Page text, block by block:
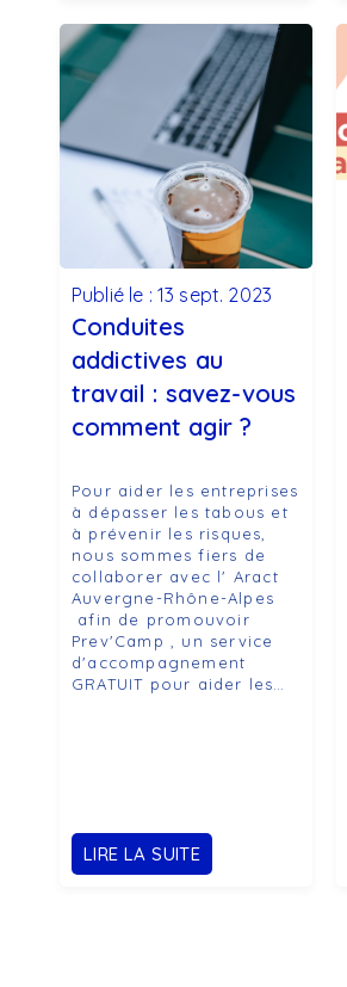
Publié le : 13 sept. 2023
Conduites
addictives au
travail : savez-vous
comment agir ?
Pour aider les entreprises
à dépasser les tabous et
à prévenir les risques,
nous sommes fiers de
collaborer avec l' Aract
Auvergne-Rhône-Alpes
afin de promouvoir
Prev'Camp , un service
d'accompagnement
GRATUIT pour aider les…
LIRE LA SUITE